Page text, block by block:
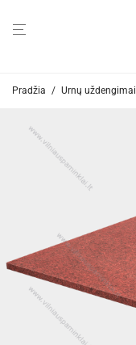
Pradžia / Urnų uždengimai